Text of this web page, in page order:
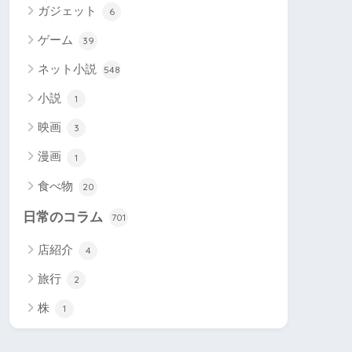
ガジェット 6
ゲーム 39
ネット小説 548
小説 1
映画 3
漫画 1
食べ物 20
日常のコラム 701
店紹介 4
旅行 2
株 1